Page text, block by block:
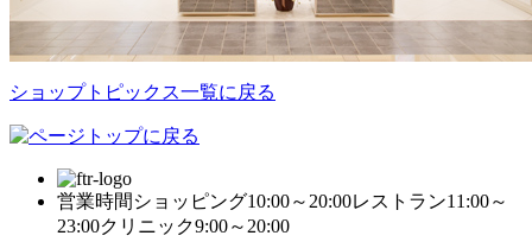
ショップトピックス一覧に戻る
営業時間 ショッピング10:00～20:00レストラン11:00～
23:00クリニック9:00～20:00